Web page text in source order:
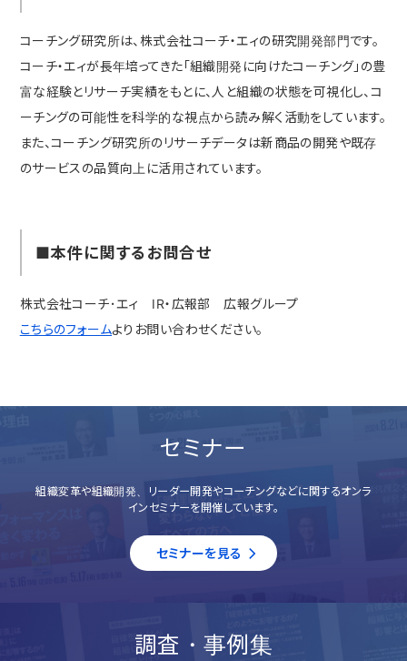
コーチング研究所は、株式会社コーチ・エィの研究開発部門です。
コーチ・エィが長年培ってきた「組織開発に向けたコーチング」の豊
富な経験とリサーチ実績をもとに、人と組織の状態を可視化し、コ
ーチングの可能性を科学的な視点から読み解く活動をしています。
また、コーチング研究所のリサーチデータは新商品の開発や既存
のサービスの品質向上に活用されています。
■本件に関するお問合せ
株式会社コーチ･エィ IR・広報部 広報グループ
こちらのフォームよりお問い合わせください。
セミナー
組織変革や組織開発、リーダー開発やコーチングなどに関するオンラ
インセミナーを開催しています。
セミナーを見る
調査・事例集